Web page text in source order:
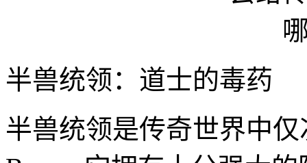
半兽统领：道士的毒药
半兽统领是传奇世界中